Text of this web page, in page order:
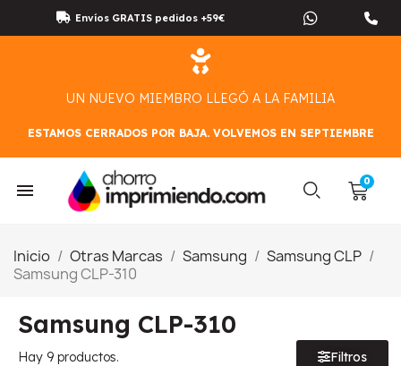
Envíos GRATIS pedidos +59€
UN NUEVO MIEMBRO LLEGÓ A LA FAMILIA
ESTAMOS CERRADOS POR BAJA. VOLVEMOS EN SEPTIEMBRE
Inicio Otras Marcas Samsung
Samsung CLP
Samsung CLP-310
Samsung CLP-310
Hay 9 productos. Filtros